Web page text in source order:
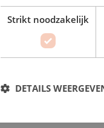
EDDING
Strikt noodzakelijk
DETAILS